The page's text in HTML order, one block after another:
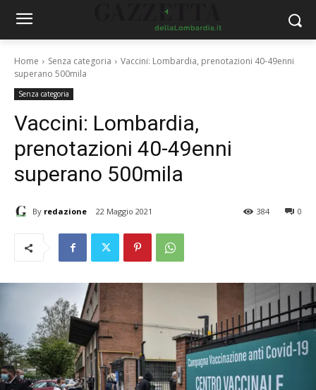
Home Senza categoria
Vaccini: Lombardia, prenotazioni 40-49enni
superano 500mila
Senza categoria
Vaccini: Lombardia,
prenotazioni 40-49enni
superano 500mila
By redazione 22 Maggio 2021 0
384